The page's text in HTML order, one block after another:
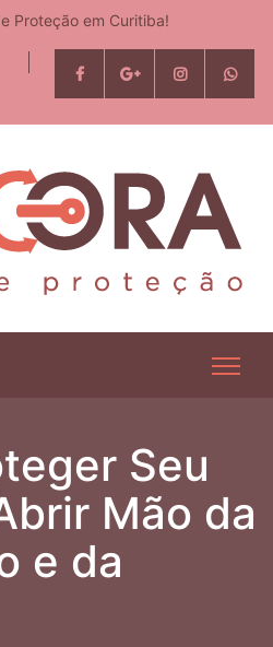
Proteção em Curitiba!
Seu
Mão da
e da